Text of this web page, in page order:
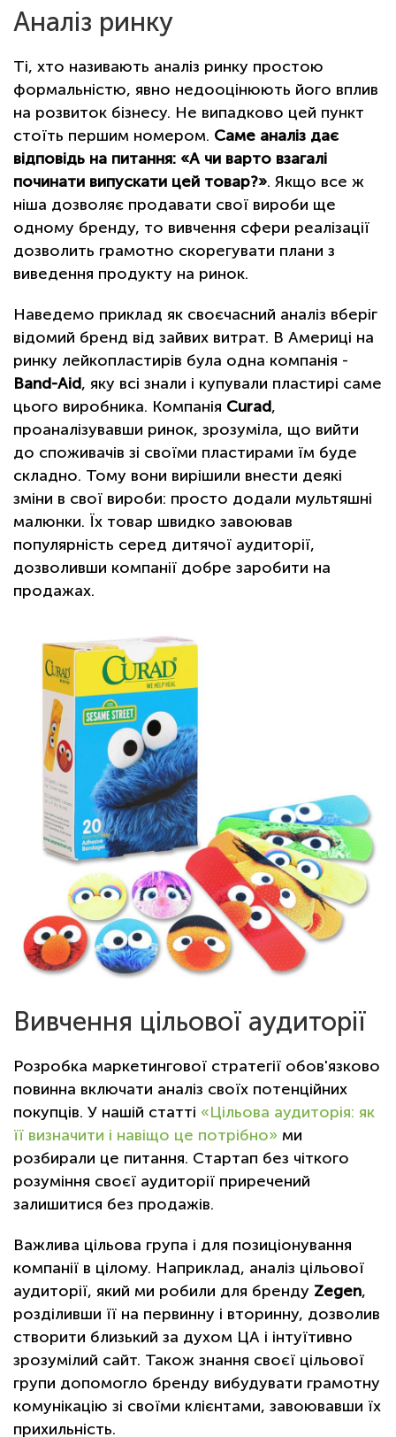
Аналіз ринку
Ті, хто називають аналіз ринку простою
формальністю, явно недооцінюють його вплив
на розвиток бізнесу. Не випадково цей пункт
стоїть першим номером. Саме аналіз дає
відповідь на питання: «А чи варто взагалі
починати випускати цей товар?». Якщо все ж
ніша дозволяє продавати свої вироби ще
одному бренду, то вивчення сфери реалізації
дозволить грамотно скорегувати плани з
виведення продукту на ринок.
Наведемо приклад як своєчасний аналіз вберіг
відомий бренд від зайвих витрат. В Америці на
ринку лейкопластирів була одна компанія -
Band-Aid, яку всі знали і купували пластирі саме
цього виробника. Компанія Curad,
проаналізувавши ринок, зрозуміла, що вийти
до споживачів зі своїми пластирами їм буде
складно. Тому вони вирішили внести деякі
зміни в свої вироби: просто додали мультяшні
малюнки. Їх товар швидко завоював
популярність серед дитячої аудиторії,
дозволивши компанії добре заробити на
продажах.
Вивчення цільової аудиторії
Розробка маркетингової стратегії обов'язково
повинна включати аналіз своїх потенційних
покупців. У нашій статті «Цільова аудиторія: як
її визначити і навіщо це потрібно» ми
розбирали це питання. Стартап без чіткого
розуміння своєї аудиторії приречений
залишитися без продажів.
Важлива цільова група і для позиціонування
компанії в цілому. Наприклад, аналіз цільової
аудиторії, який ми робили для бренду Zegen,
розділивши її на первинну і вторинну, дозволив
створити близький за духом ЦА і інтуїтивно
зрозумілий сайт. Також знання своєї цільової
групи допомогло бренду вибудувати грамотну
комунікацію зі своїми клієнтами, завоювавши їх
прихильність.